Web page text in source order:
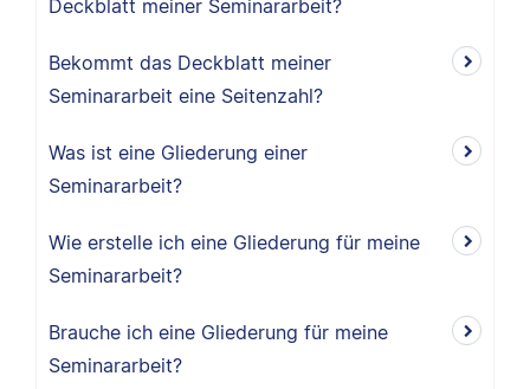
Deckblatt meiner Seminararbeit?
Bekommt das Deckblatt meiner
Seminararbeit eine Seitenzahl?
Was ist eine Gliederung einer
Seminararbeit?
Wie erstelle ich eine Gliederung für meine
Seminararbeit?
Brauche ich eine Gliederung für meine
Seminararbeit?